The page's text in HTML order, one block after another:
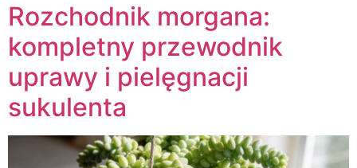
Rozchodnik morgana:
kompletny przewodnik
uprawy i pielęgnacji
sukulenta